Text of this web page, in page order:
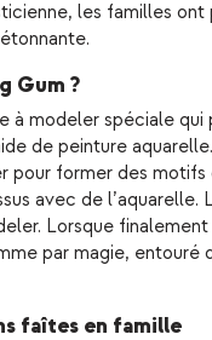
les familles ont
Gum ?
à modeler spéciale qui
de peinture
pour former des motifs
avec de l’aquarelle.
Lorsque finalement
par magie, entouré
faîtes en famille